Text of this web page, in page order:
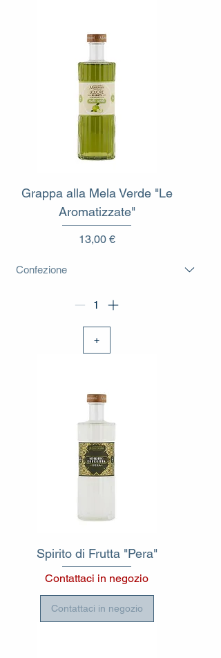
Grappa alla Mela Verde "Le
Aromatizzate"
Prezzo
13,00 €
+
Spirito di Frutta "Pera"
Contattaci in negozio
Contattaci in negozio